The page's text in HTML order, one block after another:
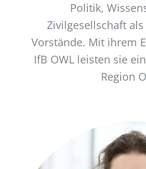
Politik,
Zivilgesellschaft
Vorstände. Mit ihrem
IfB OWL leisten sie
Region